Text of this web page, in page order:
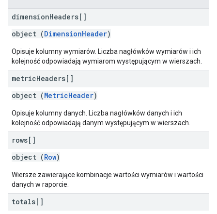
dimensionHeaders[]
object (DimensionHeader)
Opisuje kolumny wymiarów. Liczba nagłówków wymiarów i ich
kolejność odpowiadają wymiarom występującym w wierszach.
metricHeaders[]
object (MetricHeader)
Opisuje kolumny danych. Liczba nagłówków danych i ich
kolejność odpowiadają danym występującym w wierszach.
rows[]
object (Row)
Wiersze zawierające kombinacje wartości wymiarów i wartości
danych w raporcie.
totals[]